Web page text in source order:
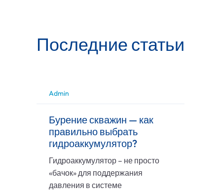
Последние статьи
Admin
Бурение скважин — как
правильно выбрать
гидроаккумулятор?
Гидроаккумулятор – не просто
«бачок» для поддержания
давления в системе